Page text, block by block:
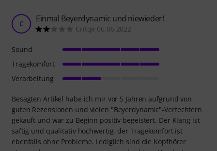
C Einmal Beyerdynamic und niewieder!
Critqe 06.06.2022
Besagten Artikel habe ich mir vor 5 Jahren aufgrund von
guten Rezensionen und vielen "Beyerdynamic"-Verfechtern
gekauft und war zu Beginn positiv begeistert. Der Klang ist
saftig und qualitativ hochwertig, der Tragekomfort ist
ebenfalls ohne Probleme. Lediglich sind die Kopfhörer
Sound
Tragekomfort
Verarbeitung